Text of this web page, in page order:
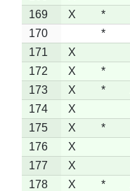
169
X *
170
*
171
X
172
X *
173
X *
174
X
175
X *
176
X
177
X
178
X *